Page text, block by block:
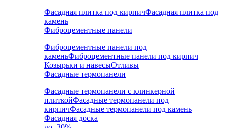
Фасадная плитка под кирпичФасадная плитка под
камень
Фиброцементные панели
Фиброцементные панели под
каменьФиброцементные панели под кирпич
Козырьки и навесыОтливы
Фасадные термопанели
Фасадные термопанели с клинкерной
плиткойФасадные термопанели под
кирпичФасадные термопанели под камень
Фасадная доска